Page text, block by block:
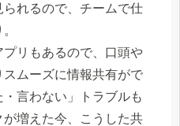
れるので、チームで仕
リもあるので、口頭や
スムーズに情報共有がで
言わない」トラブルも
増えた今、こうした共